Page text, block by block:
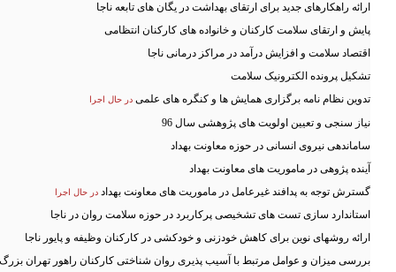
ارائه راهکارهای جدید برای ارتقای بهداشت در یگان های تابعه ناجا
پایش و ارتقای سلامت کارکنان و خانواده های کارکنان انتظامی
اقتصاد سلامت و افزایش درآمد در مراکز درمانی ناجا
تشکیل پرونده الکترونیک سلامت
تدوین نظام نامه برگزاری همایش ها و کنگره های علمیدر حال اجرا
نیاز سنجی و تعیین اولویت های پژوهشی سال 96
ساماندهی نیروی انسانی در حوزه معاونت بهداد
آینده پژوهی در ماموریت های معاونت بهداد
گسترش توجه به پدافند غیرعامل در ماموریت های معاونت بهداد در حال اجرا
استاندارد سازی تست های تشخیصی پرکاربرد در حوزه سلامت روان در ناجا
ارائه روشهای نوین برای کاهش خودزنی و خودکشی در کارکنان وظیفه و پایور ناجا
بررسی میزان و عوامل مرتبط با آسیب پذیری روان شناختی کارکنان راهور تهران بزرگ